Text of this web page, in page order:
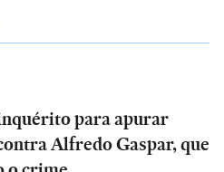
para apurar
Alfredo Gaspar, que